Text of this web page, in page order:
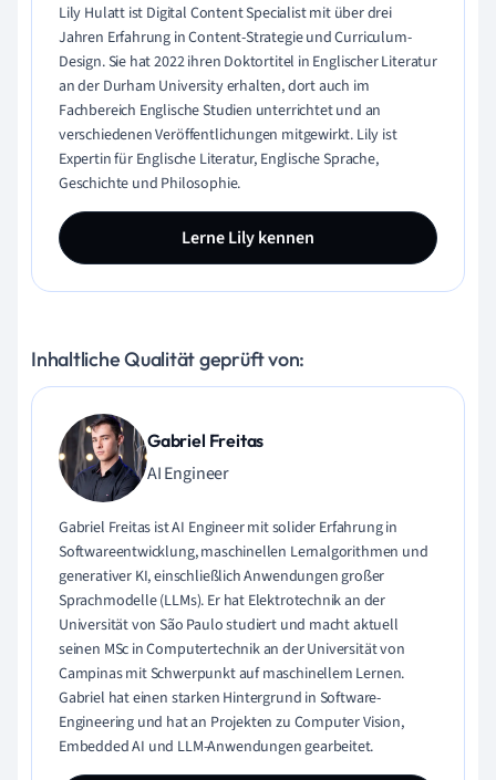
Lily Hulatt ist Digital Content Specialist mit über drei
Jahren Erfahrung in Content-Strategie und Curriculum-
Design. Sie hat 2022 ihren Doktortitel in Englischer Literatur
an der Durham University erhalten, dort auch im
Fachbereich Englische Studien unterrichtet und an
verschiedenen Veröffentlichungen mitgewirkt. Lily ist
Expertin für Englische Literatur, Englische Sprache,
Geschichte und Philosophie.
Lerne Lily kennen
Inhaltliche Qualität geprüft von:
Gabriel Freitas
AI Engineer
Gabriel Freitas ist AI Engineer mit solider Erfahrung in
Softwareentwicklung, maschinellen Lernalgorithmen und
generativer KI, einschließlich Anwendungen großer
Sprachmodelle (LLMs). Er hat Elektrotechnik an der
Universität von São Paulo studiert und macht aktuell
seinen MSc in Computertechnik an der Universität von
Campinas mit Schwerpunkt auf maschinellem Lernen.
Gabriel hat einen starken Hintergrund in Software-
Engineering und hat an Projekten zu Computer Vision,
Embedded AI und LLM-Anwendungen gearbeitet.